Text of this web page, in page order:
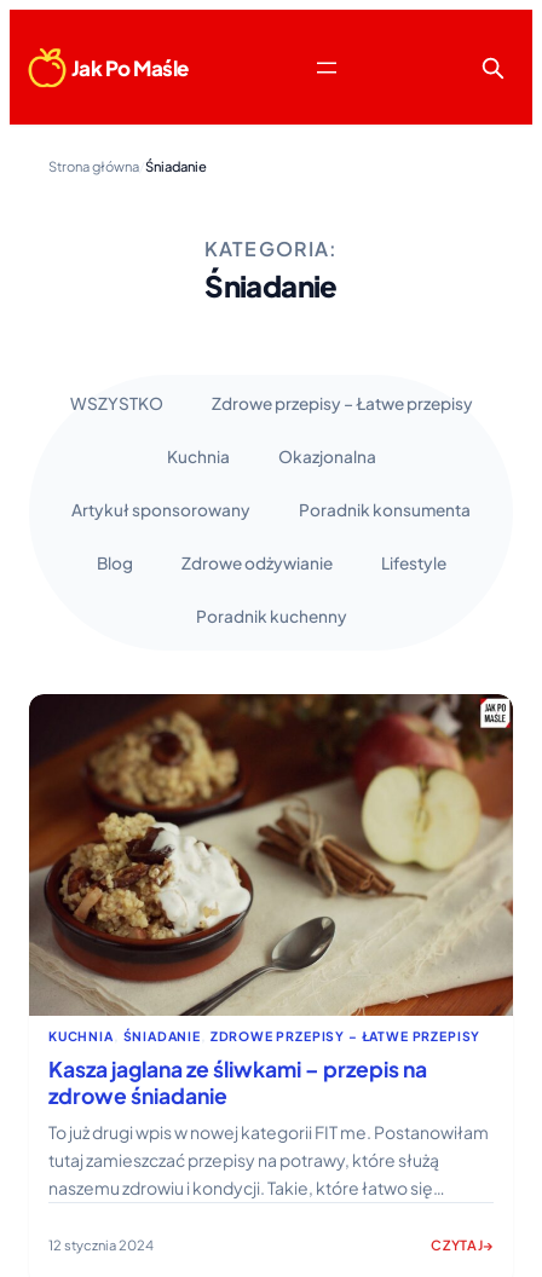
Jak Po Maśle
Strona główna Śniadanie
KATEGORIA:
Śniadanie
WSZYSTKO Zdrowe przepisy – Łatwe przepisy
Kuchnia Okazjonalna
Artykuł sponsorowany Poradnik konsumenta
Blog Zdrowe odżywianie Lifestyle
Poradnik kuchenny
KUCHNIA ŚNIADANIE ZDROWE PRZEPISY – ŁATWE PRZEPISY
Kasza jaglana ze śliwkami – przepis na
zdrowe śniadanie
To już drugi wpis w nowej kategorii FIT me. Postanowiłam
tutaj zamieszczać przepisy na potrawy, które służą
naszemu zdrowiu i kondycji. Takie, które łatwo się…
12 stycznia 2024 CZYTAJ
: